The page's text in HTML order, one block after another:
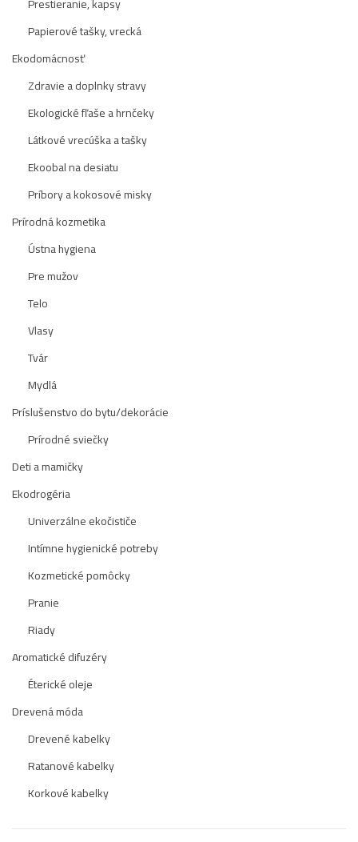
Papierové tašky, vrecká
Ekodomácnosť
Zdravie a doplnky stravy
Ekologické fľaše a hrnčeky
Látkové vrecúška a tašky
Ekoobal na desiatu
Príbory a kokosové misky
Prírodná kozmetika
Ústna hygiena
Pre mužov
Telo
Vlasy
Tvár
Mydlá
Príslušenstvo do bytu/dekorácie
Prírodné sviečky
Deti a mamičky
Ekodrogéria
Univerzálne ekočističe
Intímne hygienické potreby
Kozmetické pomôcky
Pranie
Riady
Aromatické difuzéry
Éterické oleje
Drevená móda
Drevené kabelky
Ratanové kabelky
Korkové kabelky